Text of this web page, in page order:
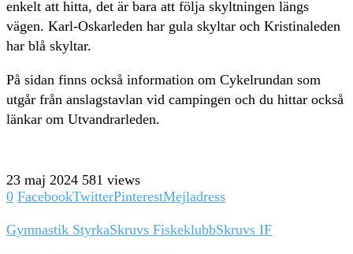
enkelt att hitta, det är bara att följa skyltningen längs
vägen. Karl-Oskarleden har gula skyltar och Kristinaleden
har blå skyltar.
På sidan finns också information om Cykelrundan som
utgår från anslagstavlan vid campingen och du hittar också
länkar om Utvandrarleden.
23 maj 2024 581 views
0 FacebookTwitterPinterestMejladress
Gymnastik StyrkaSkruvs FiskeklubbSkruvs IF